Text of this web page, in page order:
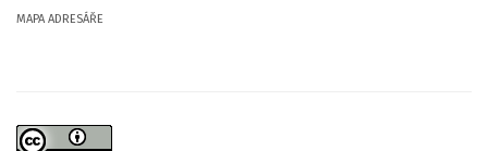
MAPA ADRESÁŘE